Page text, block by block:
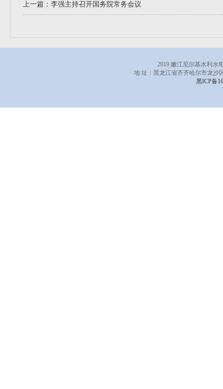
上一篇： 李强主持召开国务院常务会议
2019 嫩江尼尔基水利水
地 址：黑龙江省齐齐哈尔市龙
黑ICP备